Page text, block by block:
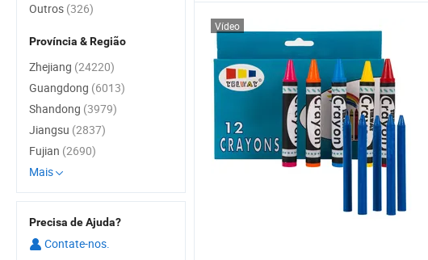
Vídeo
Outros (326)
Província & Região
Zhejiang (24220)
Guangdong (6013)
Shandong (3979)
Jiangsu (2837)
Fujian (2690)
Mais
Precisa de Ajuda?
Contate-nos.